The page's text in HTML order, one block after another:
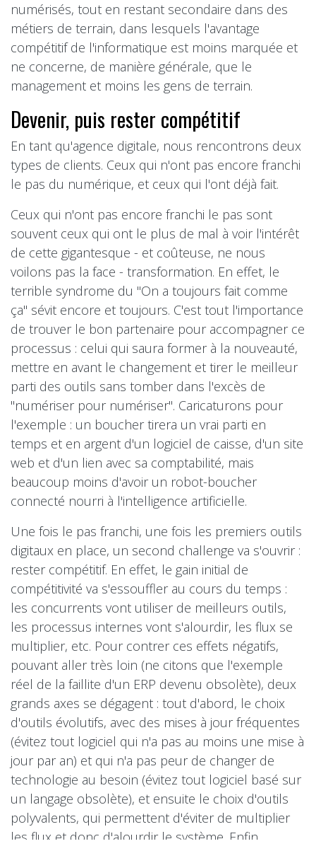
numérisés, tout en restant secondaire dans des
métiers de terrain, dans lesquels l'avantage
compétitif de l'informatique est moins marquée et
ne concerne, de manière générale, que le
management et moins les gens de terrain.
Devenir, puis rester compétitif
En tant qu'agence digitale, nous rencontrons deux
types de clients. Ceux qui n'ont pas encore franchi
le pas du numérique, et ceux qui l'ont déjà fait.
Ceux qui n'ont pas encore franchi le pas sont
souvent ceux qui ont le plus de mal à voir l'intérêt
de cette gigantesque - et coûteuse, ne nous
voilons pas la face - transformation. En effet, le
terrible syndrome du "On a toujours fait comme
ça" sévit encore et toujours. C'est tout l'importance
de trouver le bon partenaire pour accompagner ce
processus : celui qui saura former à la nouveauté,
mettre en avant le changement et tirer le meilleur
parti des outils sans tomber dans l'excès de
"numériser pour numériser". Caricaturons pour
l'exemple : un boucher tirera un vrai parti en
temps et en argent d'un logiciel de caisse, d'un site
web et d'un lien avec sa comptabilité, mais
beaucoup moins d'avoir un robot-boucher
connecté nourri à l'intelligence artificielle.
Une fois le pas franchi, une fois les premiers outils
digitaux en place, un second challenge va s'ouvrir :
rester compétitif. En effet, le gain initial de
compétitivité va s'essouffler au cours du temps :
les concurrents vont utiliser de meilleurs outils,
les processus internes vont s'alourdir, les flux se
multiplier, etc. Pour contrer ces effets négatifs,
pouvant aller très loin (ne citons que l'exemple
réel de la faillite d'un ERP devenu obsolète), deux
grands axes se dégagent : tout d'abord, le choix
d'outils évolutifs, avec des mises à jour fréquentes
(évitez tout logiciel qui n'a pas au moins une mise à
jour par an) et qui n'a pas peur de changer de
technologie au besoin (évitez tout logiciel basé sur
un langage obsolète), et ensuite le choix d'outils
polyvalents, qui permettent d'éviter de multiplier
les flux et donc d'alourdir le système. Enfin,